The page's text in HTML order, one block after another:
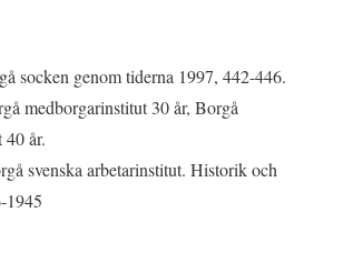
socken genom tiderna 1997, 442-446.
medborgarinstitut 30 år, Borgå
40 år.
svenska arbetarinstitut. Historik och
1945